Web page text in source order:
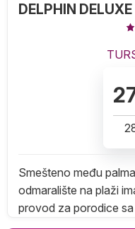
DELPHIN
Smešteno među
odmaralište na plaži
provod za porodice